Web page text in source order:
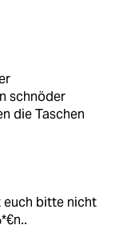
schnöder
die Taschen
euch bitte nicht